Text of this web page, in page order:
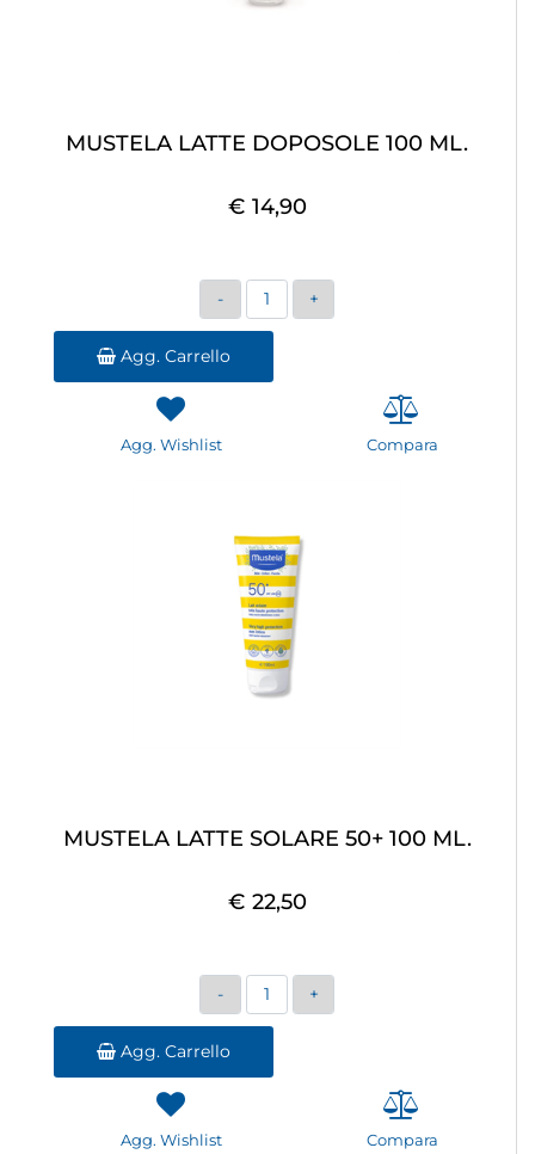
MUSTELA LATTE DOPOSOLE 100 ML.
€ 14,90
Quantità
Agg. Carrello
Agg. Wishlist Compara
MUSTELA LATTE SOLARE 50+ 100 ML.
€ 22,50
Quantità
Agg. Carrello
Agg. Wishlist Compara